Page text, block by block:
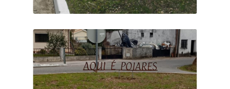
VENDINHA KM 250